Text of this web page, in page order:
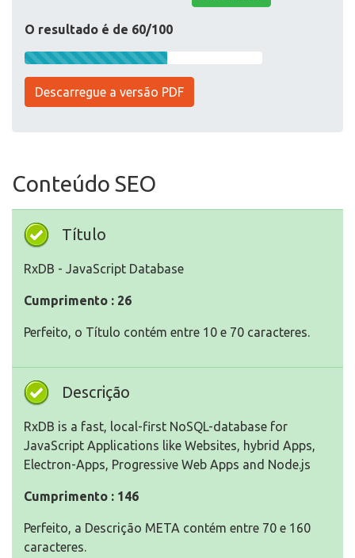
O resultado é de 60/100
Descarregue a versão PDF
Conteúdo SEO
Título
RxDB - JavaScript Database
Cumprimento : 26
Perfeito, o Título contém entre 10 e 70 caracteres.
Descrição
RxDB is a fast, local-first NoSQL-database for
JavaScript Applications like Websites, hybrid Apps,
Electron-Apps, Progressive Web Apps and Node.js
Cumprimento : 146
Perfeito, a Descrição META contém entre 70 e 160
caracteres.